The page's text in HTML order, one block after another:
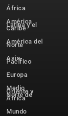
África
América
Latina y el
Caribe
América del
Norte
Asia-
Pacífico
Europa
Medio
Oriente y
Norte de
África
Mundo